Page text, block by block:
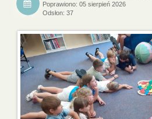
Poprawiono: 05 sierpień 2026
Odsłon: 37